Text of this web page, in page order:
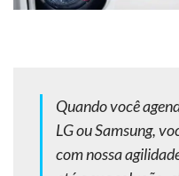
Quando você
LG ou Samsung,
com nossa